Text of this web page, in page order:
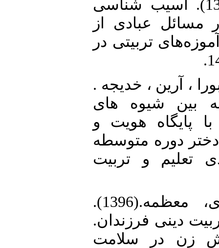
محمدی، روح الله.(1394). آسیب شناسی
مسائل عبادی از
تربیتی در
، آرین ، خدیجه .
بین شیوه های
پایگاه هویت و
دوره متوسطه
تعلیم و تربیت
16. طیاری‌پور احمدی، معظمه.(1396).
دینی فرزندان.
زن در سلامت